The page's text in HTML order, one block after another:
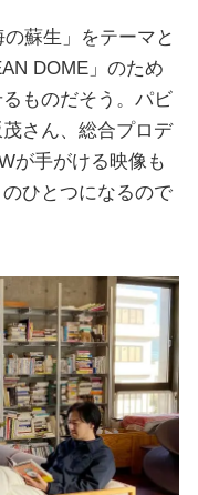
蘇生」をテーマと
DOME」のため
ものだそう。パビ
さん、総合プロデ
が手がける映像も
ひとつになるので